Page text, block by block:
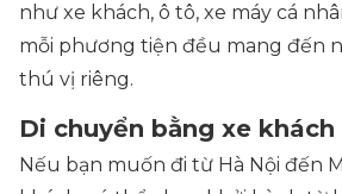
như xe khách, ô tô, xe máy cá
mỗi phương tiện đều mang đến
thú vị riêng.
Di chuyển bằng xe khách
Nếu bạn muốn đi từ Hà Nội đến